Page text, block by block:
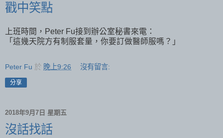
戳中笑點
上班時間，Peter Fu接到辦公室秘書來電：
「這幾天院方有制服套量，你要訂做醫師服嗎？」
Peter Fu 於 晚上9:26 沒有留言:
分享
2018年9月7日 星期五
沒話找話